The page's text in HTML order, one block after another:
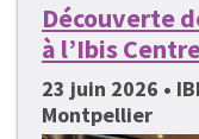
Découverte
à l’Ibis
23 juin 2026 •
Montpellier